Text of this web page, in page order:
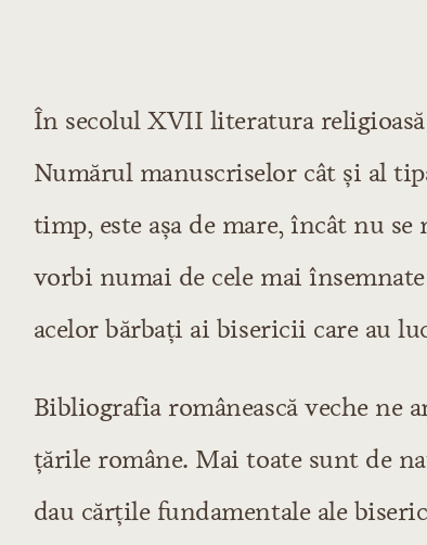
Literatura poporană
Producţiuni de natură didactică
Capitolul 1: Producţiuni de natură dramatică
Producţiuni de natură epică
Producţiuni de natură lirică
Literatura poporană scrisă
Literatura eroică
Literatura religioasă
În secolul XVII literatura
Numărul manuscriselor cât şi al
timp, este aşa de mare, încât nu
vorbi numai de cele mai
acelor bărbaţi ai bisericii care au
Bibliografia românească veche ne
ţările române. Mai toate sunt de
dau cărţile fundamentale ale